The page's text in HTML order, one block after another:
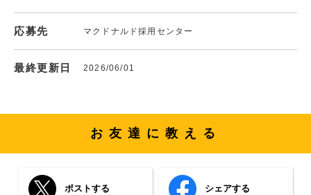
応募先 マクドナルド採用センター
最終更新日 2026/06/01
お友達に教える
ポストする シェアする